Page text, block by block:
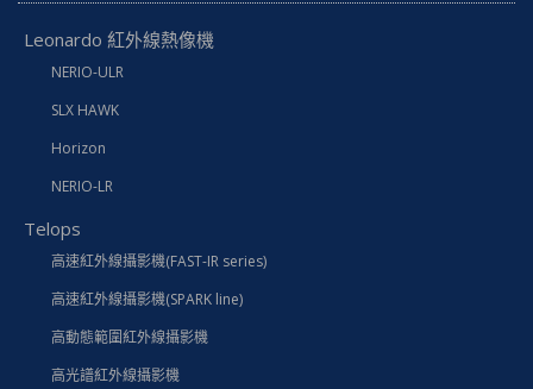
Leonardo 紅外線熱像機
NERIO-ULR
SLX HAWK
Horizon
NERIO-LR
Telops
高速紅外線攝影機(FAST-IR series)
高速紅外線攝影機(SPARK line)
高動態範圍紅外線攝影機
高光譜紅外線攝影機